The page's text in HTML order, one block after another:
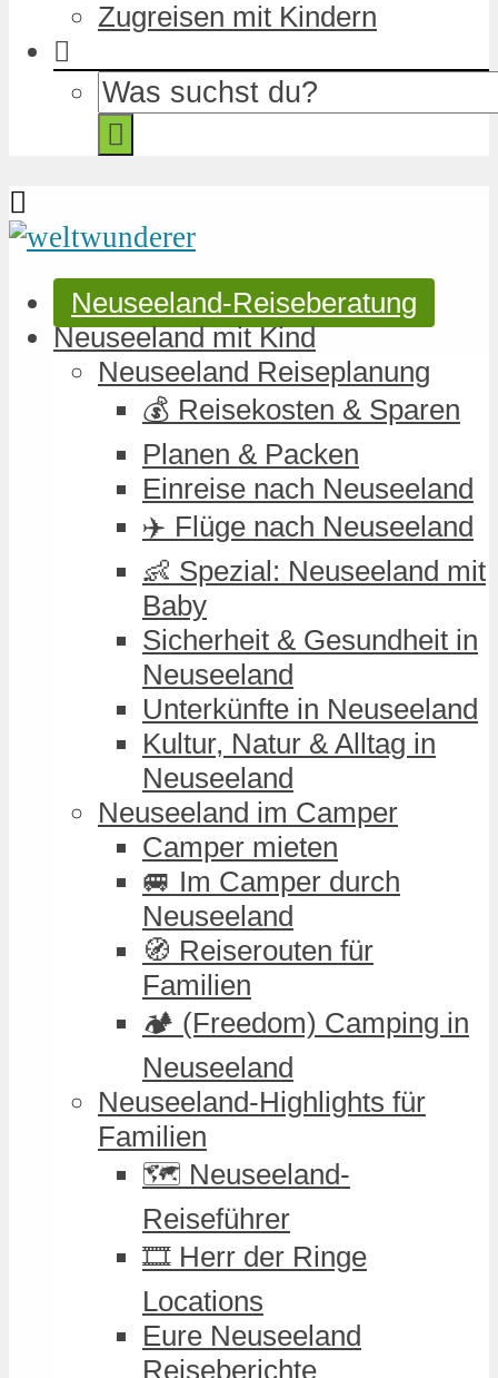
Zugreisen mit Kindern
Neuseeland-Reiseberatung
Neuseeland mit Kind
Neuseeland Reiseplanung
💰 Reisekosten & Sparen
Planen & Packen
Einreise nach Neuseeland
✈️ Flüge nach Neuseeland
👶 Spezial: Neuseeland mit
Baby
Sicherheit & Gesundheit in
Neuseeland
Unterkünfte in Neuseeland
Kultur, Natur & Alltag in
Neuseeland
Neuseeland im Camper
Camper mieten
🚐 Im Camper durch
Neuseeland
🧭 Reiserouten für
Familien
🏕️ (Freedom) Camping in
Neuseeland
Neuseeland-Highlights für
Familien
🗺️ Neuseeland-
Reiseführer
🎞️ Herr der Ringe
Locations
Eure Neuseeland
Reiseberichte